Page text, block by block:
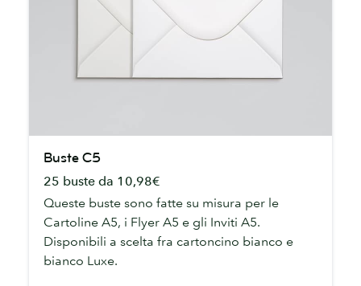
C5Buste C5
25 buste da 10,98€
Queste buste sono fatte su misura per le
Cartoline A5, i Flyer A5 e gli Inviti A5.
Disponibili a scelta fra cartoncino bianco e
bianco Luxe.